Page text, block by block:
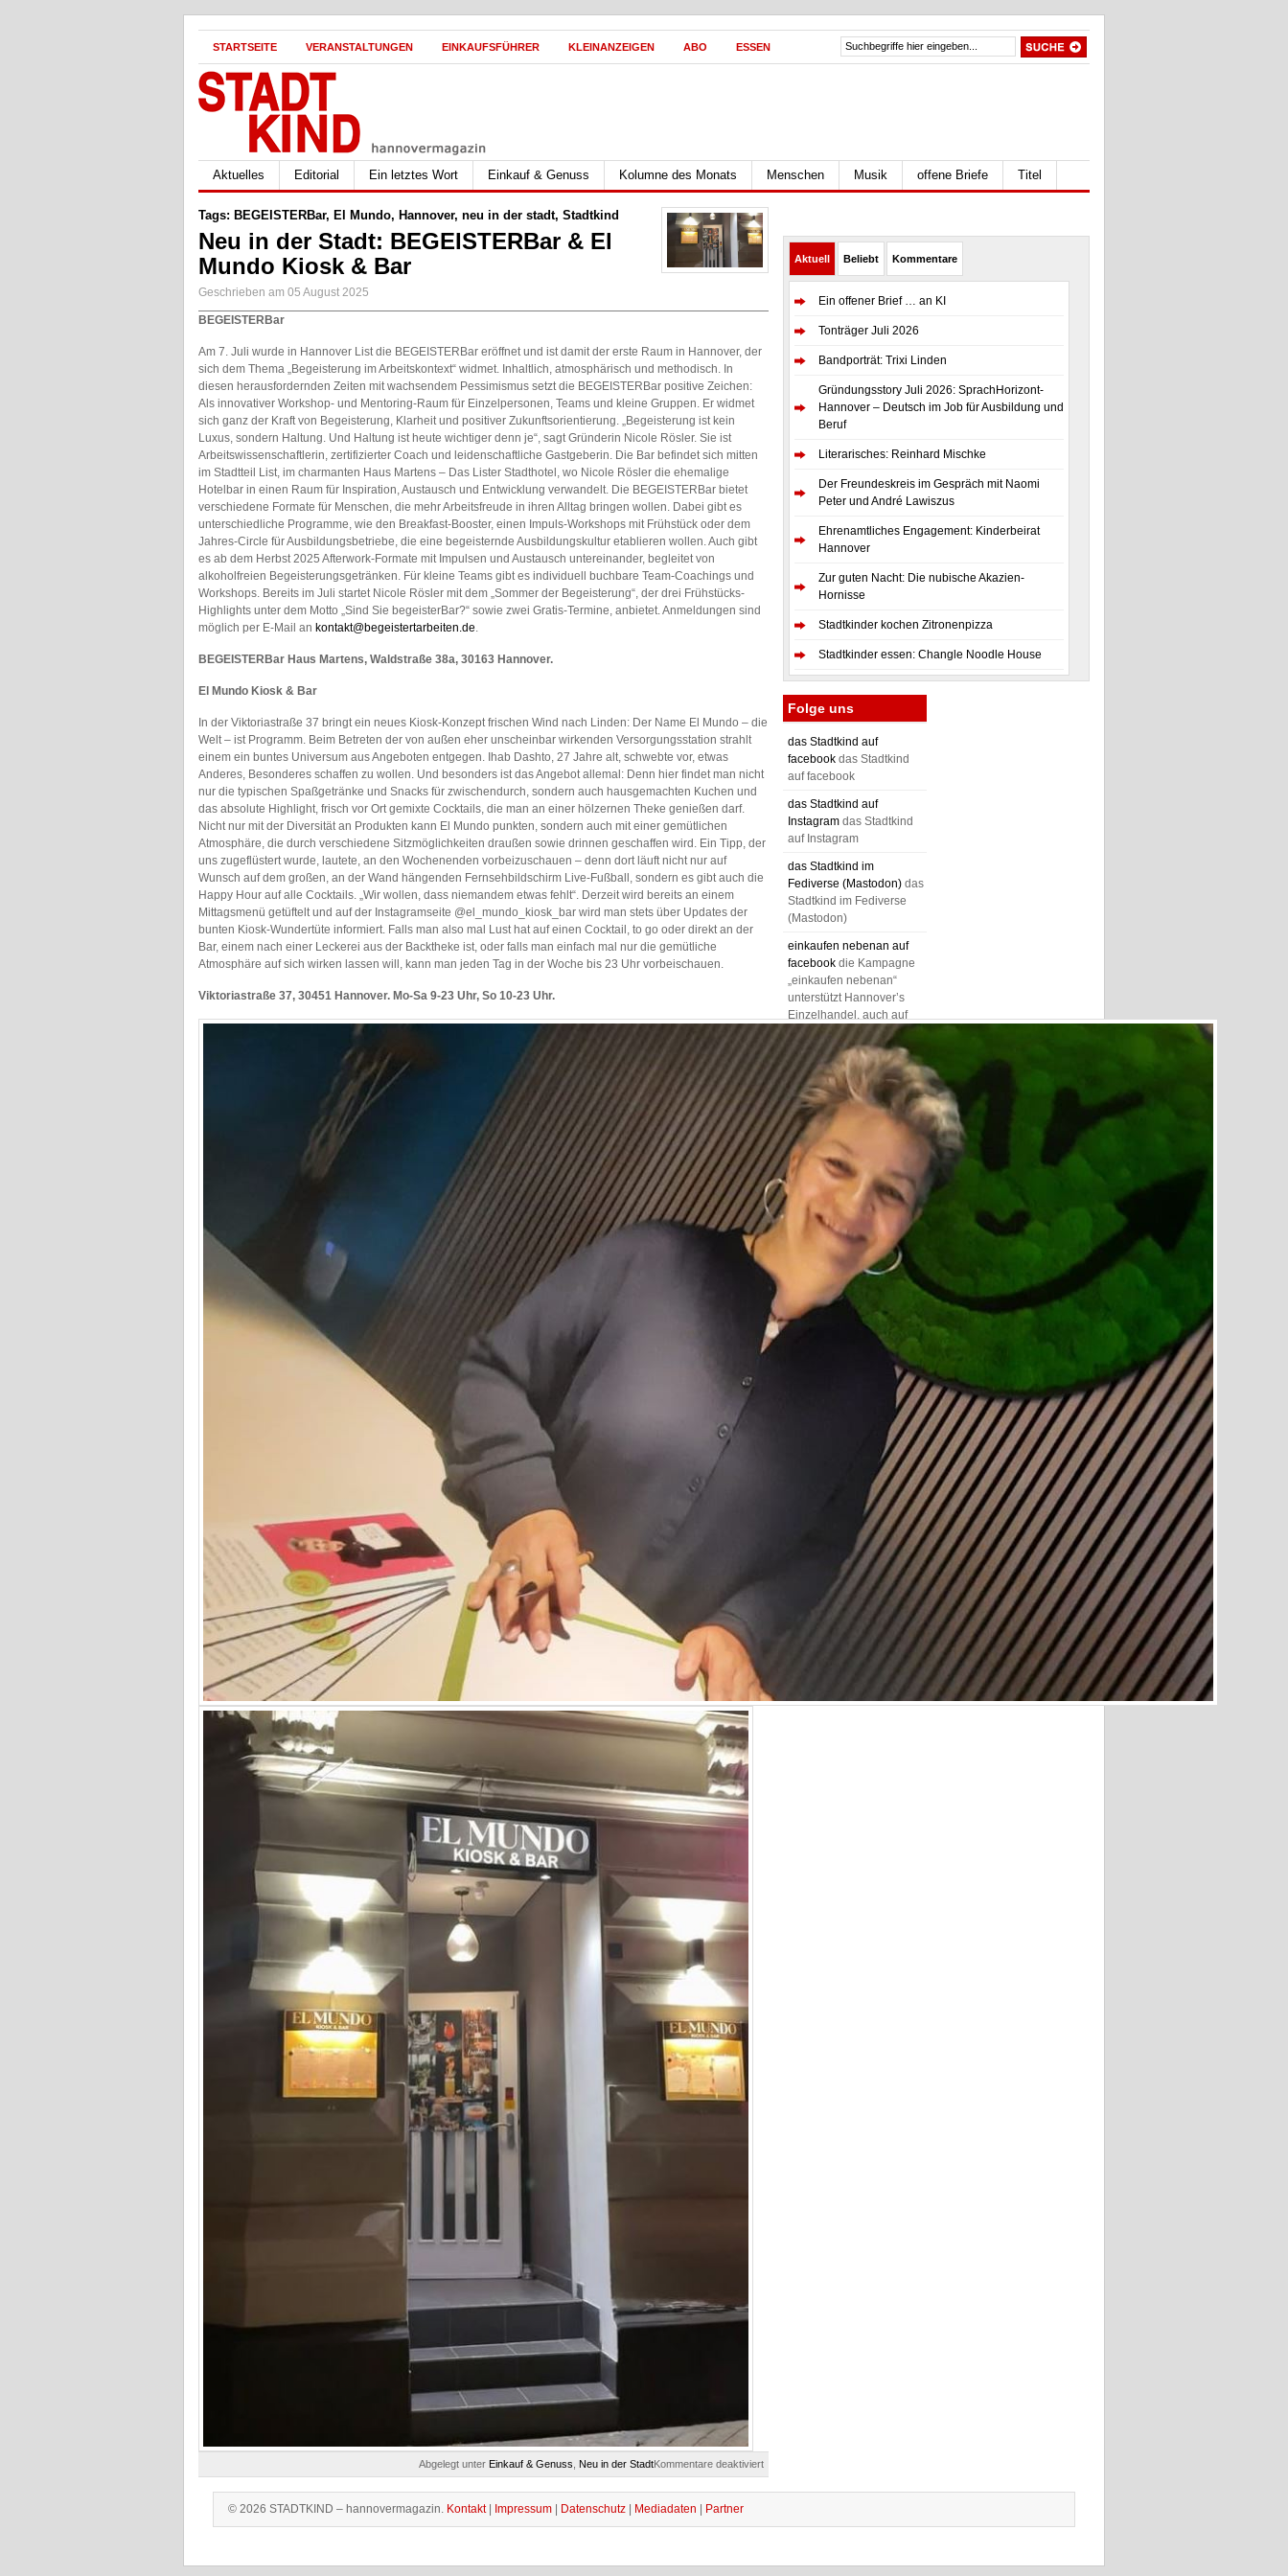
STARTSEITE VERANSTALTUNGEN EINKAUFSFÜHRER KLEINANZEIGEN ABO ESSEN
Aktuelles Editorial Ein letztes Wort Einkauf & Genuss Kolumne des Monats Menschen Musik offene Briefe Titel
Tags: BEGEISTERBar, El Mundo, Hannover, neu in der stadt, Stadtkind
Neu in der Stadt: BEGEISTERBar & El
Mundo Kiosk & Bar
Geschrieben am 05 August 2025
BEGEISTERBar
Am 7. Juli wurde in Hannover List die BEGEISTERBar eröffnet und ist damit der erste Raum in Hannover, der
sich dem Thema „Begeisterung im Arbeitskontext“ widmet. Inhaltlich, atmosphärisch und methodisch. In
diesen herausfordernden Zeiten mit wachsendem Pessimismus setzt die BEGEISTERBar positive Zeichen:
Als innovativer Workshop- und Mentoring-Raum für Einzelpersonen, Teams und kleine Gruppen. Er widmet
sich ganz der Kraft von Begeisterung, Klarheit und positiver Zukunftsorientierung. „Begeisterung ist kein
Luxus, sondern Haltung. Und Haltung ist heute wichtiger denn je“, sagt Gründerin Nicole Rösler. Sie ist
Arbeitswissenschaftlerin, zertifizierter Coach und leidenschaftliche Gastgeberin. Die Bar befindet sich mitten
im Stadtteil List, im charmanten Haus Martens – Das Lister Stadthotel, wo Nicole Rösler die ehemalige
Hotelbar in einen Raum für Inspiration, Austausch und Entwicklung verwandelt. Die BEGEISTERBar bietet
verschiedene Formate für Menschen, die mehr Arbeitsfreude in ihren Alltag bringen wollen. Dabei gibt es
unterschiedliche Programme, wie den Breakfast-Booster, einen Impuls-Workshops mit Frühstück oder dem
Jahres-Circle für Ausbildungsbetriebe, die eine begeisternde Ausbildungskultur etablieren wollen. Auch gibt
es ab dem Herbst 2025 Afterwork-Formate mit Impulsen und Austausch untereinander, begleitet von
alkoholfreien Begeisterungsgetränken. Für kleine Teams gibt es individuell buchbare Team-Coachings und
Workshops. Bereits im Juli startet Nicole Rösler mit dem „Sommer der Begeisterung“, der drei Frühstücks-
Highlights unter dem Motto „Sind Sie begeisterBar?“ sowie zwei Gratis-Termine, anbietet. Anmeldungen sind
möglich per E-Mail an kontakt@begeistertarbeiten.de.
BEGEISTERBar Haus Martens, Waldstraße 38a, 30163 Hannover.
El Mundo Kiosk & Bar
In der Viktoriastraße 37 bringt ein neues Kiosk-Konzept frischen Wind nach Linden: Der Name El Mundo – die
Welt – ist Programm. Beim Betreten der von außen eher unscheinbar wirkenden Versorgungsstation strahlt
einem ein buntes Universum aus Angeboten entgegen. Ihab Dashto, 27 Jahre alt, schwebte vor, etwas
Anderes, Besonderes schaffen zu wollen. Und besonders ist das Angebot allemal: Denn hier findet man nicht
nur die typischen Spaßgetränke und Snacks für zwischendurch, sondern auch hausgemachten Kuchen und
das absolute Highlight, frisch vor Ort gemixte Cocktails, die man an einer hölzernen Theke genießen darf.
Nicht nur mit der Diversität an Produkten kann El Mundo punkten, sondern auch mit einer gemütlichen
Atmosphäre, die durch verschiedene Sitzmöglichkeiten draußen sowie drinnen geschaffen wird. Ein Tipp, der
uns zugeflüstert wurde, lautete, an den Wochenenden vorbeizuschauen – denn dort läuft nicht nur auf
Wunsch auf dem großen, an der Wand hängenden Fernsehbildschirm Live-Fußball, sondern es gibt auch die
Happy Hour auf alle Cocktails. „Wir wollen, dass niemandem etwas fehlt“. Derzeit wird bereits an einem
Mittagsmenü getüftelt und auf der Instagramseite @el_mundo_kiosk_bar wird man stets über Updates der
bunten Kiosk-Wundertüte informiert. Falls man also mal Lust hat auf einen Cocktail, to go oder direkt an der
Bar, einem nach einer Leckerei aus der Backtheke ist, oder falls man einfach mal nur die gemütliche
Atmosphäre auf sich wirken lassen will, kann man jeden Tag in der Woche bis 23 Uhr vorbeischauen.
Viktoriastraße 37, 30451 Hannover. Mo-Sa 9-23 Uhr, So 10-23 Uhr.
Abgelegt unter Einkauf & Genuss, Neu in der StadtKommentare deaktiviertfür
Neu
in
El
Aktuell Beliebt Kommentare
Ein offener Brief … an KI
Tonträger Juli 2026
Bandporträt: Trixi Linden
Gründungsstory Juli 2026: SprachHorizont-
Hannover – Deutsch im Job für Ausbildung und
Beruf
Literarisches: Reinhard Mischke
Der Freundeskreis im Gespräch mit Naomi
Peter und André Lawiszus
Ehrenamtliches Engagement: Kinderbeirat
Hannover
Zur guten Nacht: Die nubische Akazien-
Hornisse
Stadtkinder kochen Zitronenpizza
Stadtkinder essen: Changle Noodle House
Folge uns
das Stadtkind auf
facebook das Stadtkind
auf facebook
das Stadtkind auf
Instagram das Stadtkind
auf Instagram
das Stadtkind im
Fediverse (Mastodon) das
Stadtkind im Fediverse
(Mastodon)
einkaufen nebenan auf
facebook die Kampagne
„einkaufen nebenan“
unterstützt Hannover’s
Einzelhandel, auch auf
facebook
einkaufen nebenan auf
instagram die Kampagne
„einkaufen nebenan“
unterstützt Hannover’s
Einzelhandel, auch auf
instagram
Essen in Hannover, der
individuelle Gastro-Guide
KaufLust
Kauflust Hannover,
einkaufen nebenan,
Hannovers Einkaufsführer
Null Fünf Elf, das Magazin
für Studierende in
© 2026 STADTKIND – hannovermagazin. Kontakt| Impressum Datenschutz Mediadaten Partner